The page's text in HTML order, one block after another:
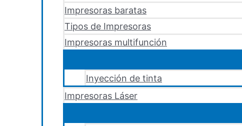
Impresoras baratas
Tipos de Impresoras
Impresoras multifunción
Inyección de tinta
Impresoras Láser